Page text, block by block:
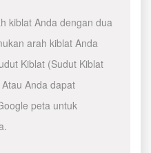
kiblat Anda dengan dua
arah kiblat Anda
Kiblat (Sudut Kiblat
Anda dapat
peta untuk